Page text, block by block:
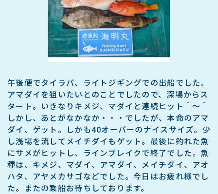
午後便でタイラバ、ライトジギングでの出船でした。
アマダイを狙いたいとのことでしたので、深場からス
タート。いきなりキメジ、マダイと連続ヒット＾～＾
しかし、あとがなかなか・・・でしたが、本命のアマ
ダイ、ゲット。しかも40オーバーのナイスサイズ。少
し浅場を流してメイチダイもゲット。最後に釣れた魚
にサメがヒットし、ラインブレイクで終了でした。魚
種は、キメジ、マダイ、アマダイ、メイチダイ、アオ
ハタ、アヤメカサゴなどでした。今日はお疲れ様でし
た。またの乗船お待ちしております。